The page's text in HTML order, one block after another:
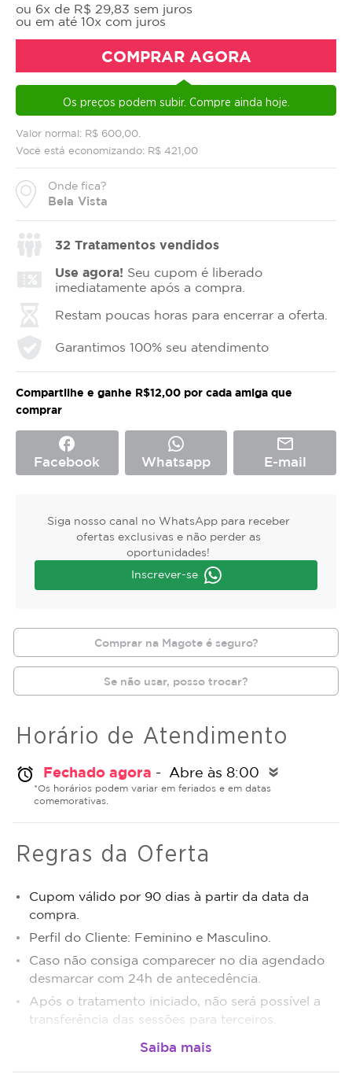
Valor normal: R$ 600,00.
Você está economizando: R$ 421,00
Onde fica?
Bela Vista
ou 6x de R$ 29,83 sem juros
ou em até 10x com juros
COMPRAR AGORA
Os preços podem subir. Compre ainda hoje.
32 Tratamentos vendidos
Use agora! Seu cupom é liberado
imediatamente após a compra.
Restam poucas horas para encerrar a oferta.
Garantimos 100% seu atendimento
Compartilhe e ganhe R$12,00 por cada amiga que
comprar
facebook
Facebook Whatsapp
mail_outline
E-mail
Siga nosso canal no WhatsApp para receber
ofertas exclusivas e não perder as
oportunidades!
Inscrever-se
Comprar na Magote é seguro?
Se não usar, posso trocar?
Horário de Atendimento
alarm Fechado agora - Abre às 8:00 double_arrow
*Os horários podem variar em feriados e em datas
comemorativas.
Regras da Oferta
Cupom válido por 90 dias à partir da data da
compra.
Perfil do Cliente: Feminino e Masculino.
Caso não consiga comparecer no dia agendado
desmarcar com 24h de antecedência.
Após o tratamento iniciado, não será possível a
transferência das sessões para terceiros.
Sujeito a disponibilidade de dias e horários.